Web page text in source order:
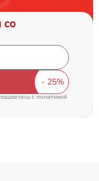
со
c политикой